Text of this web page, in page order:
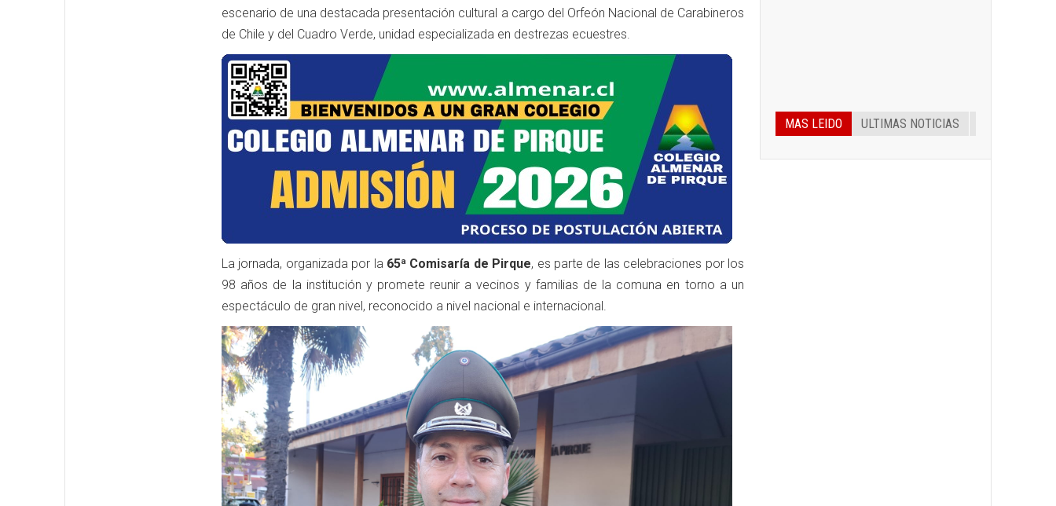
escenario de una destacada presentación cultural a cargo del Orfeón Nacional de Carabineros
de Chile y del Cuadro Verde, unidad especializada en destrezas ecuestres.
La jornada, organizada por la 65ª Comisaría de Pirque, es parte de las celebraciones por los
98 años de la institución y promete reunir a vecinos y familias de la comuna en torno a un
espectáculo de gran nivel, reconocido a nivel nacional e internacional.
MAS LEIDO ULTIMAS NOTICIAS